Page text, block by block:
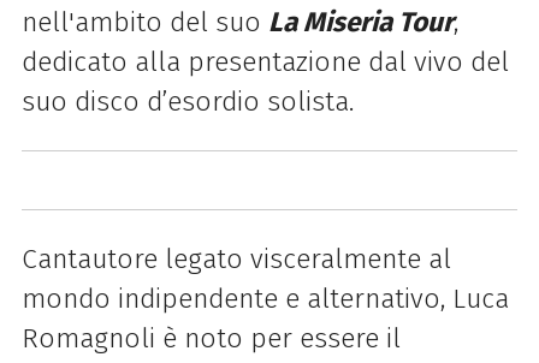
nell'ambito del suo La Miseria Tour,
dedicato alla presentazione dal vivo del
suo disco d’esordio solista.
Cantautore legato visceralmente al
mondo indipendente e alternativo, Luca
Romagnoli è noto per essere il